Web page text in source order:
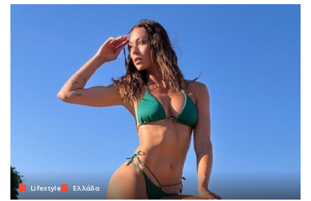
Lifestyle Ελλάδα